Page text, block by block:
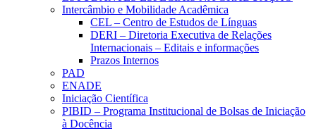
Intercâmbio e Mobilidade Acadêmica
CEL – Centro de Estudos de Línguas
DERI – Diretoria Executiva de Relações
Internacionais – Editais e informações
Prazos Internos
PAD
ENADE
Iniciação Científica
PIBID – Programa Institucional de Bolsas de Iniciação
à Docência